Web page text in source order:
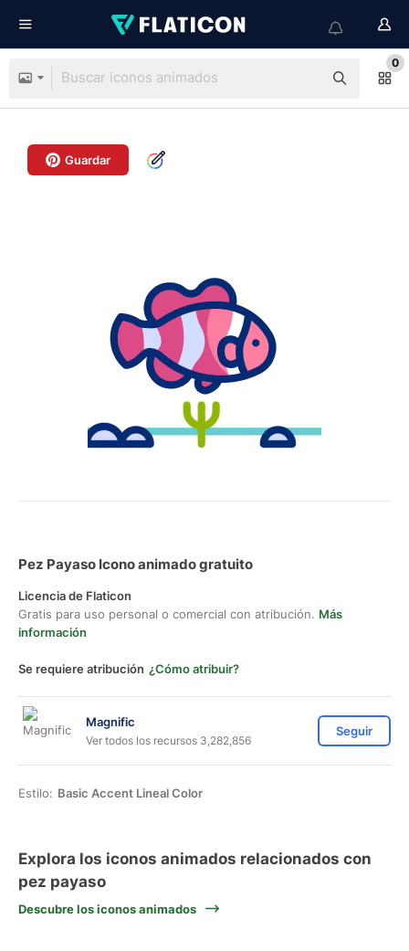
0
Guardar
Pez Payaso Icono animado gratuito
Licencia de Flaticon
Gratis para uso personal o comercial con atribución. Más
información
Se requiere atribución ¿Cómo atribuir?
Magnific
Ver todos los recursos 3,282,856
Seguir
Estilo: Basic Accent Lineal Color
Explora los iconos animados relacionados con
pez payaso
Descubre los iconos animados